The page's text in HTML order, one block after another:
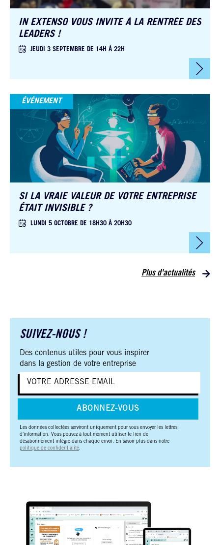
IN EXTENSO VOUS INVITE À LA RENTRÉE DES
LEADERS !
JEUDI 3 SEPTEMBRE DE 14H À 22H
ÉVÉNEMENT
SI LA VRAIE VALEUR DE VOTRE ENTREPRISE
ÉTAIT INVISIBLE ?
LUNDI 5 OCTOBRE DE 18H30 À 20H30
Plus d'actualités
SUIVEZ-NOUS !
Des contenus utiles pour vous inspirer
dans la gestion de votre entreprise
ABONNEZ-VOUS
Les données collectées serviront uniquement pour vous envoyer les lettres
d'information. Vous pouvez à tout moment utiliser le lien de
désabonnement intégré dans chaque envoi. En savoir plus dans notre
politique de confidentialité.